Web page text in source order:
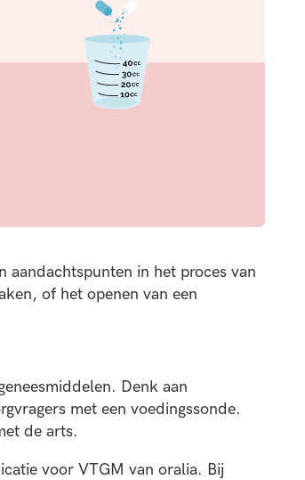
aandachtspunten in het proces van
of het openen van een
Denk aan
met een voedingssonde.
de arts.
voor VTGM van oralia. Bij